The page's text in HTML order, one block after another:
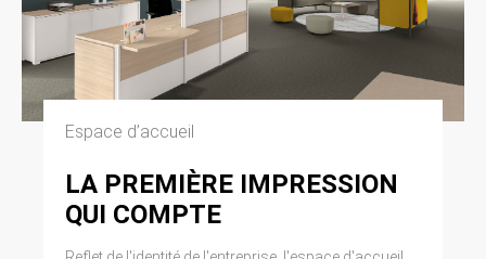
Espace d’accueil
LA PREMIÈRE IMPRESSION
QUI COMPTE
forme que ce soit, directement ou non,
l’identification des personnes physiques
auxquelles elles s’appliquent » (article 4 de la
loi n° 78-17 du 6 janvier 1978).